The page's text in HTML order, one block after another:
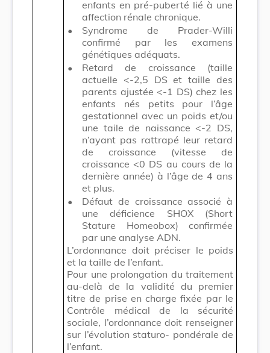
enfants en pré-puberté lié à une
affection rénale chronique.
•
Syndrome de Prader-Willi
confirmé par les examens
génétiques adéquats.
•
Retard de croissance (taille
actuelle <-2,5 DS et taille des
parents ajustée <-1 DS) chez les
enfants nés petits pour l’âge
gestationnel avec un poids et/ou
une taile de naissance <-2 DS,
n’ayant pas rattrapé leur retard
de croissance (vitesse de
croissance <0 DS au cours de la
dernière année) à l’âge de 4 ans
et plus.
•
Défaut de croissance associé à
une déficience SHOX (Short
Stature Homeobox) confirmée
par une analyse ADN.
L’ordonnance doit préciser le poids
et la taille de l’enfant.
Pour une prolongation du traitement
au-delà de la validité du premier
titre de prise en charge fixée par le
Contrôle médical de la sécurité
sociale, l’ordonnance doit renseigner
sur l’évolution staturo- pondérale de
l’enfant.